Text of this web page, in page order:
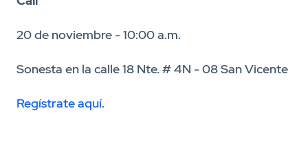
20 de noviembre - 10:00 a.m.
Sonesta en la calle 18 Nte. # 4N - 08 San Vicente
Regístrate aquí.